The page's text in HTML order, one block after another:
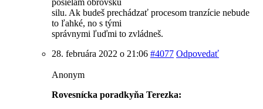
posielam obrovskú
silu. Ak budeš prechádzať procesom tranzície nebude
to ľahké, no s tými
správnymi ľuďmi to zvládneš.
28. februára 2022 o 21:06 #4077 Odpovedať
Anonym
Rovesnícka poradkyňa Terezka: